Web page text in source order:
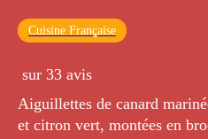
Cuisine Française
sur 33 avis
Aiguillettes de canard
et citron vert, montées en